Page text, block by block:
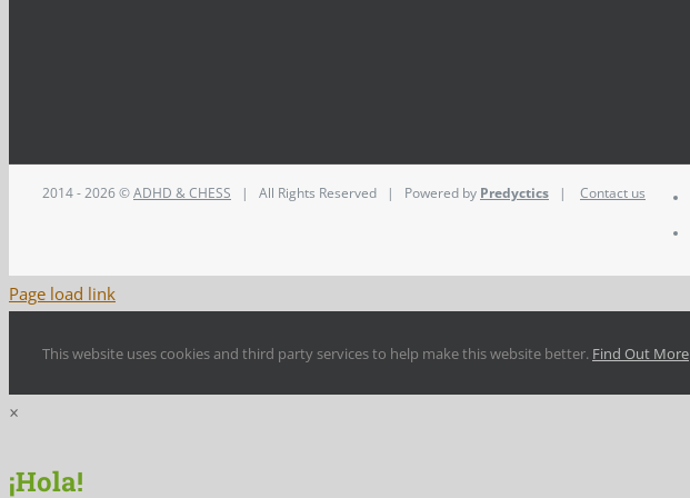
2014 - 2026 ©ADHD & CHESS | All Rights Reserved | Powered by Predyctics | Contact us
Page load link
This website uses cookies and third party services to help make this website better. Find Out More
×
¡Hola!